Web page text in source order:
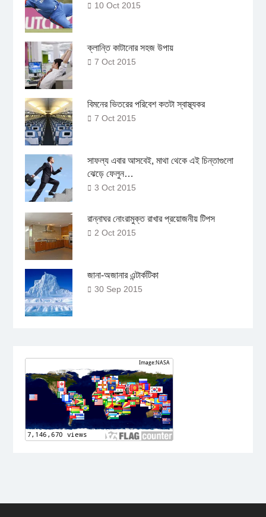
10 Oct 2015
ক্লান্তি কাটানোর সহজ উপায়
7 Oct 2015
বিমনের ভিতরের পরিবেশ কতটা স্বাস্থ্যকর
7 Oct 2015
সাফল্য এবার আসবেই, মাথা থেকে এই চিন্তাগুলো
ঝেড়ে ফেলুন…
3 Oct 2015
রান্নাঘর নোংরামুক্ত রাখার প্রয়োজনীয় টিপস
2 Oct 2015
জানা-অজানার এন্টার্কটিকা
30 Sep 2015